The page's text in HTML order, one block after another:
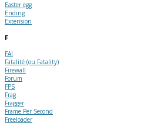
Easter egg
Ending
Extension
F
FAI
Fatalité (ou Fatality)
Firewall
Forum
FPS
Frag
Fragger
Frame Per Second
Freeloader